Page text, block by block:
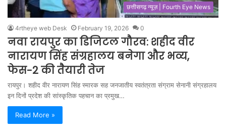
छत्तीसगढ़ न्यूज़ | Fourth Eye News
4rtheye web Desk February 19, 2026 0
नवा रायपुर का डिजिटल गौरव: शहीद वीर
नारायण सिंह संग्रहालय बनेगा और भव्य,
फेस-2 की तैयारी तेज
रायपुर। शहीद वीर नारायण सिंह स्मारक सह जनजातीय स्वतंत्रता संग्राम सेनानी संग्रहालय
इन दिनों प्रदेश की सांस्कृतिक पहचान का प्रमुख…
Read More »